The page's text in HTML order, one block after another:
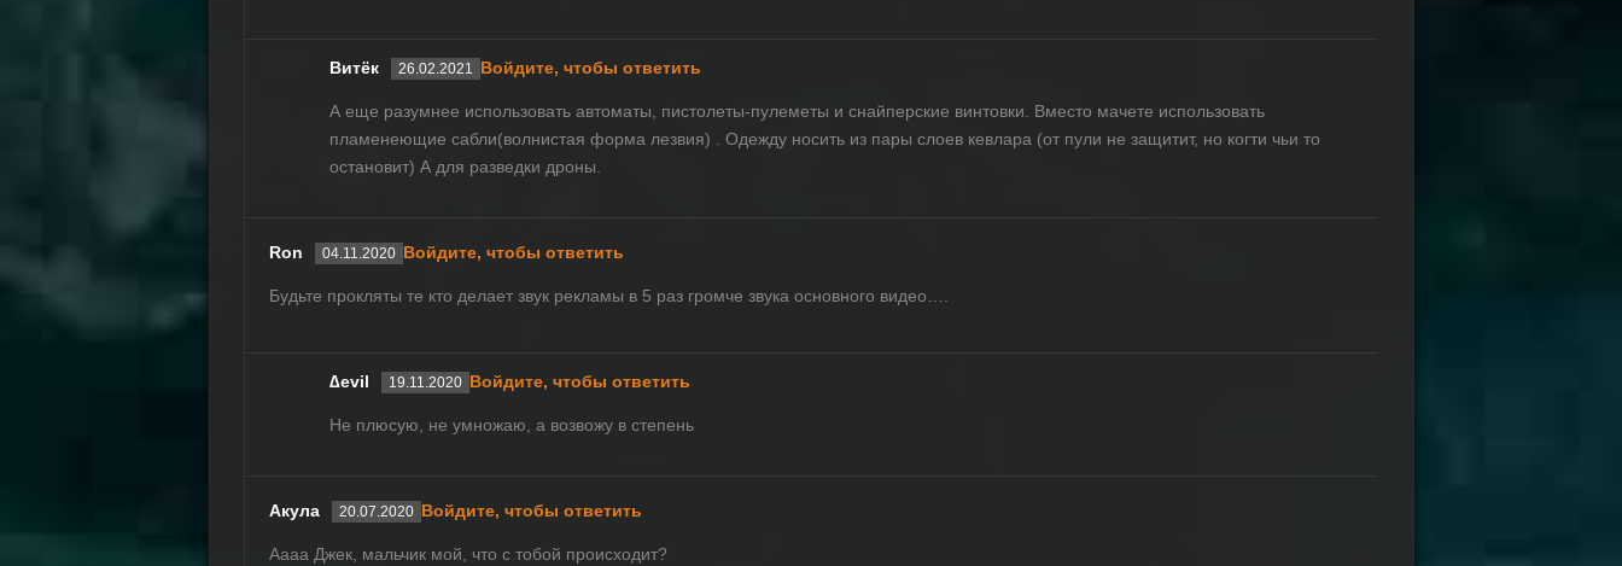
Витёк 26.02.2021 Войдите, чтобы ответить
А еще разумнее использовать автоматы, пистолеты-пулеметы и снайперские винтовки. Вместо мачете использовать
пламенеющие сабли(волнистая форма лезвия) . Одежду носить из пары слоев кевлара (от пули не защитит, но когти чьи то
остановит) А для разведки дроны.
Ron 04.11.2020 Войдите, чтобы ответить
Будьте прокляты те кто делает звук рекламы в 5 раз громче звука основного видео….
∆evil 19.11.2020 Войдите, чтобы ответить
Не плюсую, не умножаю, а возвожу в степень
Акула 20.07.2020 Войдите, чтобы ответить
Аааа Джек, мальчик мой, что с тобой происходит?